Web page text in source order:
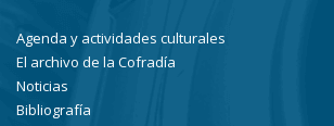
Agenda y actividades culturales
El archivo de la Cofradía
Noticias
Bibliografía